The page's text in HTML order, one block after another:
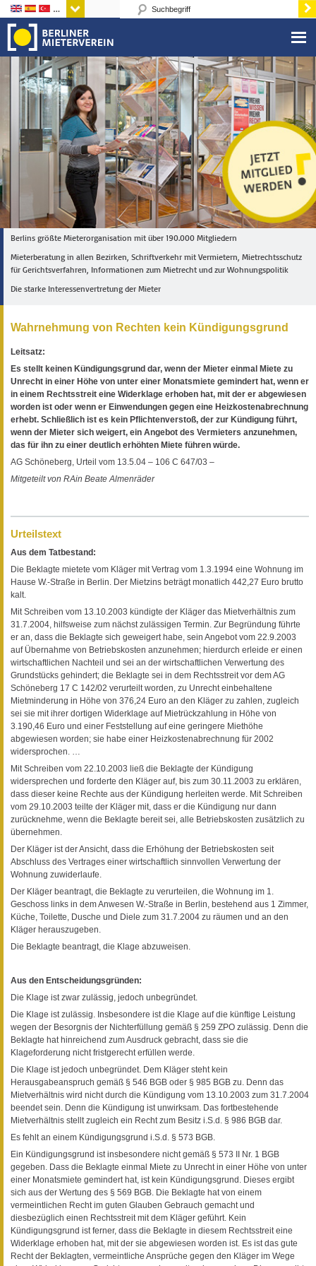
Sprachen
Berlins größte Mieterorganisation mit über 190.000 Mitgliedern
Mieterberatung in allen Bezirken, Schriftverkehr mit Vermietern, Mietrechtsschutz
für Gerichtsverfahren, Informationen zum Mietrecht und zur Wohnungspolitik
Die starke Interessenvertretung der Mieter
Wahrnehmung von Rechten kein Kündigungsgrund
Leitsatz:
Es stellt keinen Kündigungsgrund dar, wenn der Mieter einmal Miete zu
Unrecht in einer Höhe von unter einer Monatsmiete gemindert hat, wenn er
in einem Rechtsstreit eine Widerklage erhoben hat, mit der er abgewiesen
worden ist oder wenn er Einwendungen gegen eine Heizkostenabrechnung
erhebt. Schließlich ist es kein Pflichtenverstoß, der zur Kündigung führt,
wenn der Mieter sich weigert, ein Angebot des Vermieters anzunehmen,
das für ihn zu einer deutlich erhöhten Miete führen würde.
AG Schöneberg, Urteil vom 13.5.04 – 106 C 647/03 –
Mitgeteilt von RAin Beate Almenräder
Urteilstext
Aus dem Tatbestand:
Die Beklagte mietete vom Kläger mit Vertrag vom 1.3.1994 eine Wohnung im
Hause W.-Straße in Berlin. Der Mietzins beträgt monatlich 442,27 Euro brutto
kalt.
Mit Schreiben vom 13.10.2003 kündigte der Kläger das Mietverhältnis zum
31.7.2004, hilfsweise zum nächst zulässigen Termin. Zur Begründung führte
er an, dass die Beklagte sich geweigert habe, sein Angebot vom 22.9.2003
auf Übernahme von Betriebskosten anzunehmen; hierdurch erleide er einen
wirtschaftlichen Nachteil und sei an der wirtschaftlichen Verwertung des
Grundstücks gehindert; die Beklagte sei in dem Rechtsstreit vor dem AG
Schöneberg 17 C 142/02 verurteilt worden, zu Unrecht einbehaltene
Mietminderung in Höhe von 376,24 Euro an den Kläger zu zahlen, zugleich
sei sie mit ihrer dortigen Widerklage auf Mietrückzahlung in Höhe von
3.190,46 Euro und einer Feststellung auf eine geringere Miethöhe
abgewiesen worden; sie habe einer Heizkostenabrechnung für 2002
widersprochen. …
Mit Schreiben vom 22.10.2003 ließ die Beklagte der Kündigung
widersprechen und forderte den Kläger auf, bis zum 30.11.2003 zu erklären,
dass dieser keine Rechte aus der Kündigung herleiten werde. Mit Schreiben
vom 29.10.2003 teilte der Kläger mit, dass er die Kündigung nur dann
zurücknehme, wenn die Beklagte bereit sei, alle Betriebskosten zusätzlich zu
übernehmen.
Der Kläger ist der Ansicht, dass die Erhöhung der Betriebskosten seit
Abschluss des Vertrages einer wirtschaftlich sinnvollen Verwertung der
Wohnung zuwiderlaufe.
Der Kläger beantragt, die Beklagte zu verurteilen, die Wohnung im 1.
Geschoss links in dem Anwesen W.-Straße in Berlin, bestehend aus 1 Zimmer,
Küche, Toilette, Dusche und Diele zum 31.7.2004 zu räumen und an den
Kläger herauszugeben.
Die Beklagte beantragt, die Klage abzuweisen.
Aus den Entscheidungsgründen:
Die Klage ist zwar zulässig, jedoch unbegründet.
Die Klage ist zulässig. Insbesondere ist die Klage auf die künftige Leistung
wegen der Besorgnis der Nichterfüllung gemäß § 259 ZPO zulässig. Denn die
Beklagte hat hinreichend zum Ausdruck gebracht, dass sie die
Klageforderung nicht fristgerecht erfüllen werde.
Die Klage ist jedoch unbegründet. Dem Kläger steht kein
Herausgabeanspruch gemäß § 546 BGB oder § 985 BGB zu. Denn das
Mietverhältnis wird nicht durch die Kündigung vom 13.10.2003 zum 31.7.2004
beendet sein. Denn die Kündigung ist unwirksam. Das fortbestehende
Mietverhältnis stellt zugleich ein Recht zum Besitz i.S.d. § 986 BGB dar.
Es fehlt an einem Kündigungsgrund i.S.d. § 573 BGB.
Ein Kündigungsgrund ist insbesondere nicht gemäß § 573 II Nr. 1 BGB
gegeben. Dass die Beklagte einmal Miete zu Unrecht in einer Höhe von unter
einer Monatsmiete gemindert hat, ist kein Kündigungsgrund. Dieses ergibt
sich aus der Wertung des § 569 BGB. Die Beklagte hat von einem
vermeintlichen Recht im guten Glauben Gebrauch gemacht und
diesbezüglich einen Rechtsstreit mit dem Kläger geführt. Kein
Kündigungsgrund ist ferner, dass die Beklagte in diesem Rechtsstreit eine
Widerklage erhoben hat, mit der sie abgewiesen worden ist. Es ist das gute
Recht der Beklagten, vermeintliche Ansprüche gegen den Kläger im Wege